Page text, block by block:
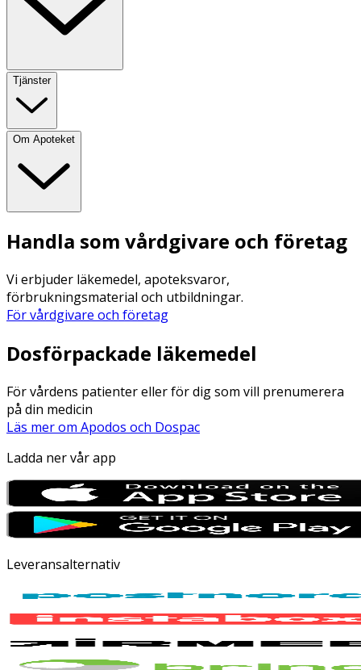
Tjänster
Om Apoteket
Handla som vårdgivare och företag
Vi erbjuder läkemedel, apoteksvaror,
förbrukningsmaterial och utbildningar.
För vårdgivare och företag
Dosförpackade läkemedel
För vårdens patienter eller för dig som vill prenumerera
på din medicin
Läs mer om Apodos och Dospac
Ladda ner vår app
Leveransalternativ